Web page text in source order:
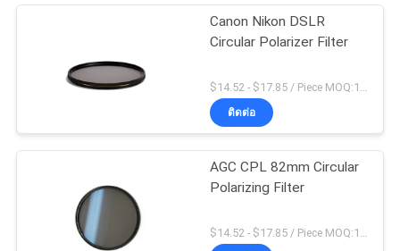
Canon Nikon DSLR
Circular Polarizer Filter
$14.52 - $17.85 / Piece MOQ:100
ติดต่อ
AGC CPL 82mm Circular
Polarizing Filter